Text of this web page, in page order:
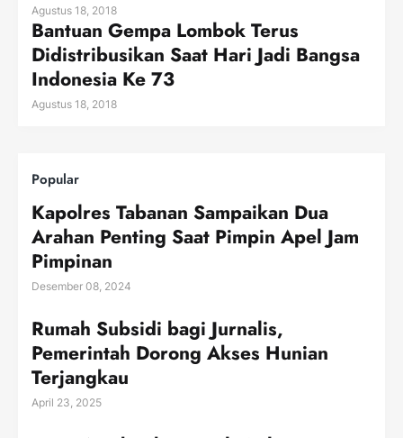
Agustus 18, 2018
Bantuan Gempa Lombok Terus
Didistribusikan Saat Hari Jadi Bangsa
Indonesia Ke 73
Agustus 18, 2018
Popular
Kapolres Tabanan Sampaikan Dua
Arahan Penting Saat Pimpin Apel Jam
Pimpinan
Desember 08, 2024
Rumah Subsidi bagi Jurnalis,
Pemerintah Dorong Akses Hunian
Terjangkau
April 23, 2025